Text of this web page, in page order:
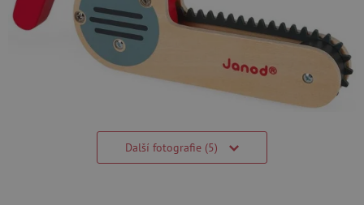
Další fotografie (5)